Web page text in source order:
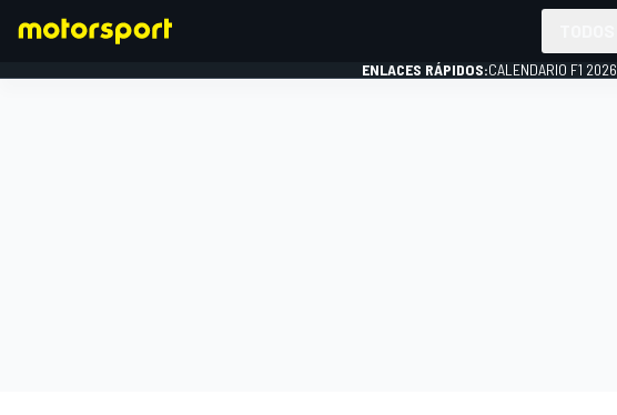
ENLACES RÁPIDOS:CALENDARIO F1 2026